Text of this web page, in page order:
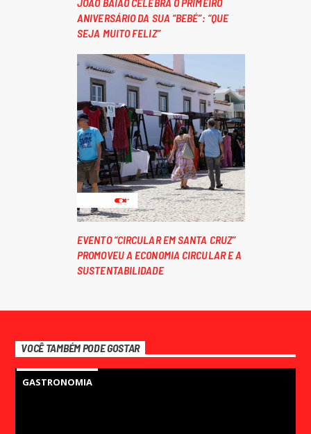
ANIVERSÁRIO DA SUA “BEBÉ”: “QUE
SEJA MUITO FELIZ”
EVENTO “CIRCULAR EM SANTA CRUZ”
PROMOVEU A ECONOMIA CIRCULAR E A
SUSTENTABILIDADE
VOCÊ TAMBÉM PODE GOSTAR
GASTRONOMIA